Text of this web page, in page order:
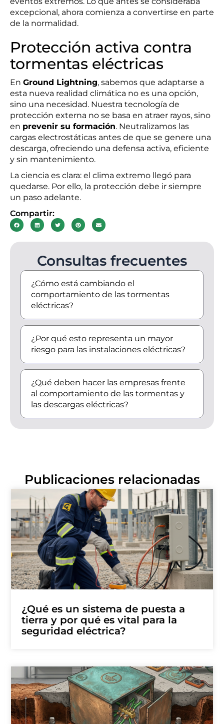
excepcional, ahora comienza a convertirse en parte
de la normalidad.
Protección activa contra
tormentas eléctricas
En Ground Lightning, sabemos que adaptarse a
esta nueva realidad climática no es una opción,
sino una necesidad. Nuestra tecnología de
protección externa no se basa en atraer rayos, sino
en prevenir su formación. Neutralizamos las
cargas electrostáticas antes de que se genere una
descarga, ofreciendo una defensa activa, eficiente
y sin mantenimiento.
La ciencia es clara: el clima extremo llegó para
quedarse. Por ello, la protección debe ir siempre
un paso adelante.
Compartir:
Consultas frecuentes
¿Cómo está cambiando el
comportamiento de las tormentas
eléctricas?
¿Por qué esto representa un mayor
riesgo para las instalaciones eléctricas?
¿Qué deben hacer las empresas frente
al comportamiento de las tormentas y
las descargas eléctricas?
Publicaciones relacionadas
¿Qué es un sistema de puesta a
tierra y por qué es vital para la
seguridad eléctrica?